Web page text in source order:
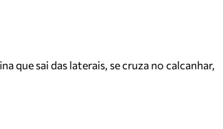
que sai das laterais, se cruza no calcanhar,